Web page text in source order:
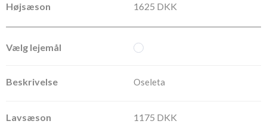
1625 DKK
Oseleta
1175 DKK